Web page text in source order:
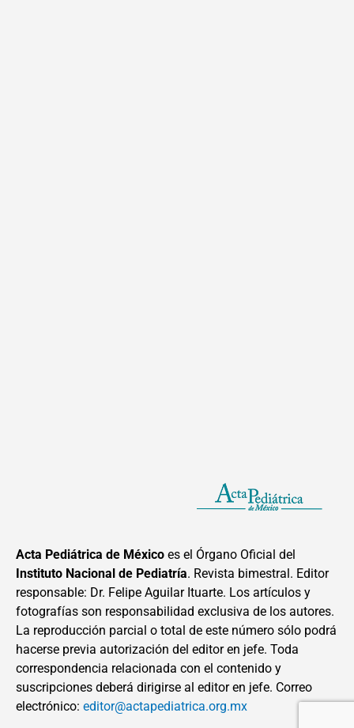
Acta Pediátrica de México es el Órgano Oficial del
Instituto Nacional de Pediatría. Revista bimestral. Editor
responsable: Dr. Felipe Aguilar Ituarte. Los artículos y
fotografías son responsabilidad exclusiva de los autores.
La reproducción parcial o total de este número sólo podrá
hacerse previa autorización del editor en jefe. Toda
correspondencia relacionada con el contenido y
suscripciones deberá dirigirse al editor en jefe. Correo
electrónico: editor@actapediatrica.org.mx